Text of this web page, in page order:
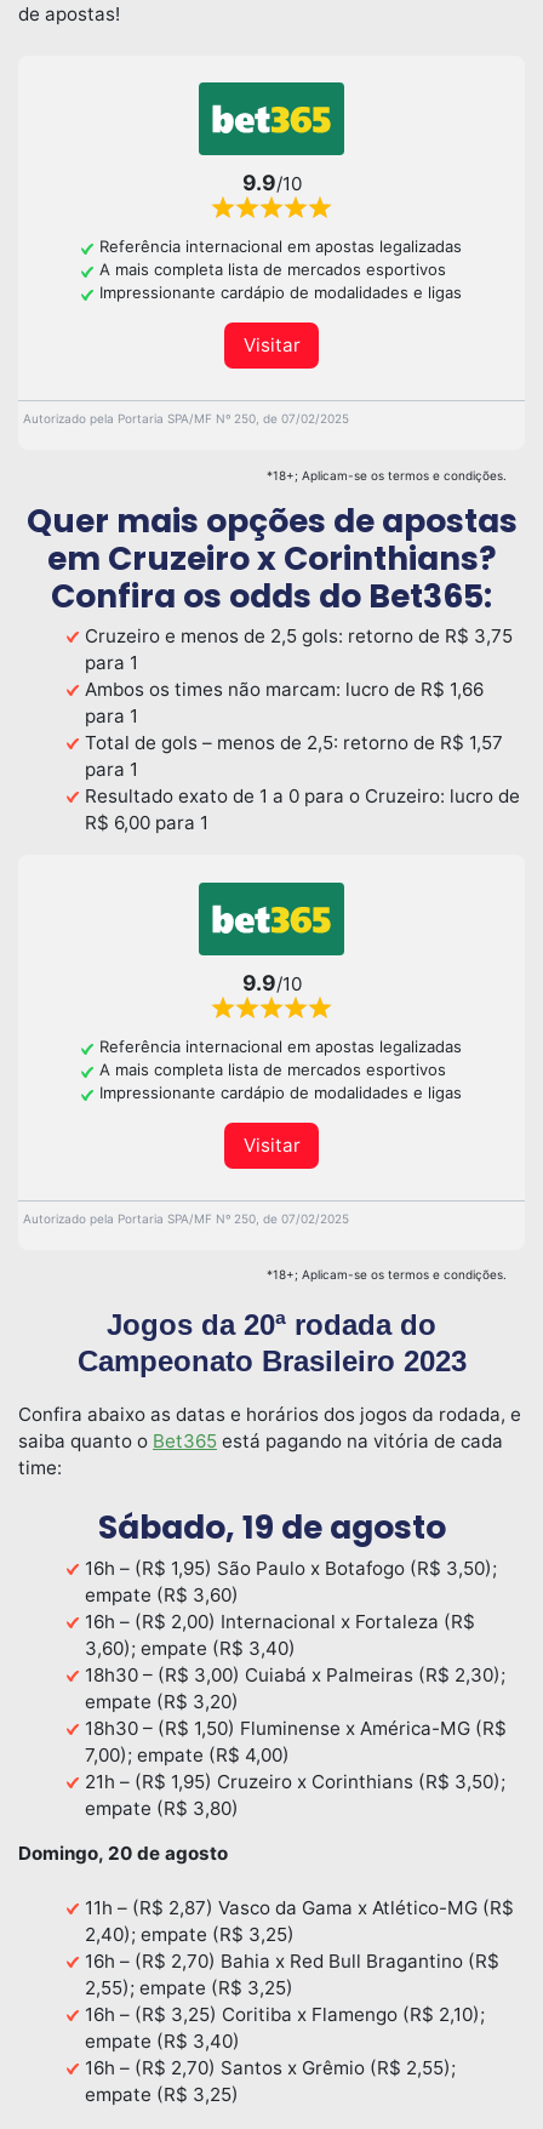
de apostas!
9.9/10
Referência internacional em apostas legalizadas
A mais completa lista de mercados esportivos
Impressionante cardápio de modalidades e ligas
Visitar
Autorizado pela Portaria SPA/MF Nº 250, de 07/02/2025
*18+; Aplicam-se os termos e condições.
Quer mais opções de apostas
em Cruzeiro x Corinthians?
Confira os odds do Bet365:
Cruzeiro e menos de 2,5 gols: retorno de R$ 3,75
para 1
Ambos os times não marcam: lucro de R$ 1,66
para 1
Total de gols – menos de 2,5: retorno de R$ 1,57
para 1
Resultado exato de 1 a 0 para o Cruzeiro: lucro de
R$ 6,00 para 1
9.9/10
Referência internacional em apostas legalizadas
A mais completa lista de mercados esportivos
Impressionante cardápio de modalidades e ligas
Visitar
Autorizado pela Portaria SPA/MF Nº 250, de 07/02/2025
*18+; Aplicam-se os termos e condições.
Jogos da 20ª rodada do
Campeonato Brasileiro 2023
Confira abaixo as datas e horários dos jogos da rodada, e
saiba quanto o Bet365 está pagando na vitória de cada
time:
Sábado, 19 de agosto
16h – (R$ 1,95) São Paulo x Botafogo (R$ 3,50);
empate (R$ 3,60)
16h – (R$ 2,00) Internacional x Fortaleza (R$
3,60); empate (R$ 3,40)
18h30 – (R$ 3,00) Cuiabá x Palmeiras (R$ 2,30);
empate (R$ 3,20)
18h30 – (R$ 1,50) Fluminense x América-MG (R$
7,00); empate (R$ 4,00)
21h – (R$ 1,95) Cruzeiro x Corinthians (R$ 3,50);
empate (R$ 3,80)
Domingo, 20 de agosto
11h – (R$ 2,87) Vasco da Gama x Atlético-MG (R$
2,40); empate (R$ 3,25)
16h – (R$ 2,70) Bahia x Red Bull Bragantino (R$
2,55); empate (R$ 3,25)
16h – (R$ 3,25) Coritiba x Flamengo (R$ 2,10);
empate (R$ 3,40)
16h – (R$ 2,70) Santos x Grêmio (R$ 2,55);
empate (R$ 3,25)